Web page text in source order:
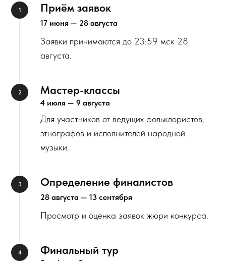
Приём заявок
17 июня — 28 августа
Заявки принимаются до 23:59 мск 28
августа.
Мастер-классы
4 июля — 9 августа
Для участников от ведущих фольклористов,
этнографов и исполнителей народной
музыки.
Определение финалистов
28 августа — 13 сентября
Просмотр и оценка заявок жюри конкурса.
Финальный тур